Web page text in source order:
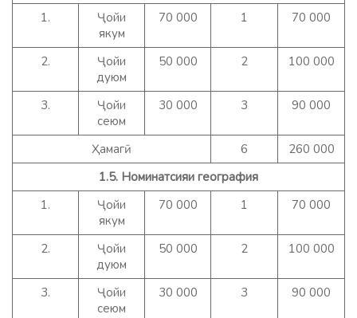
1.
Ҷойи
якум
70 000 1 70 000
2.
Ҷойи
дуюм
50 000 2 100 000
3.
Ҷойи
сеюм
30 000 3 90 000
Ҳамагӣ 6
260 000
1.5. Номинатсияи география
1.
Ҷойи
якум
70 000 1 70 000
2.
Ҷойи
дуюм
50 000 2 100 000
3.
Ҷойи
сеюм
30 000 3 90 000